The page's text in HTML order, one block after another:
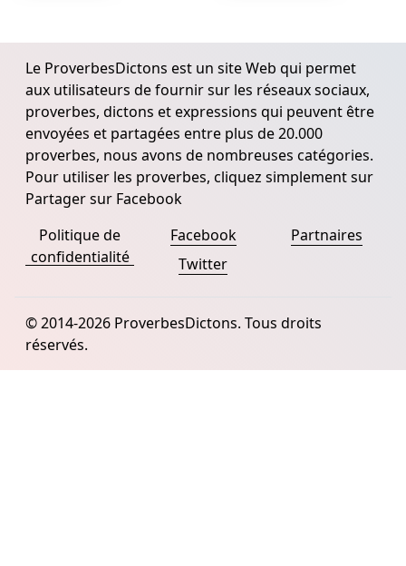
Le ProverbesDictons est un site Web qui permet
aux utilisateurs de fournir sur les réseaux sociaux,
proverbes, dictons et expressions qui peuvent être
envoyées et partagées entre plus de 20.000
proverbes, nous avons de nombreuses catégories.
Pour utiliser les proverbes, cliquez simplement sur
Partager sur Facebook
Politique de
confidentialité
Facebook
Twitter
Partnaires
© 2014-2026 ProverbesDictons. Tous droits
réservés.